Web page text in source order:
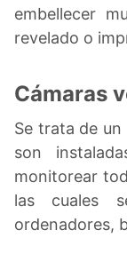
embellecer
revelado o
Cámaras
Se trata de un
son
monitorear
las cuales
ordenadores,